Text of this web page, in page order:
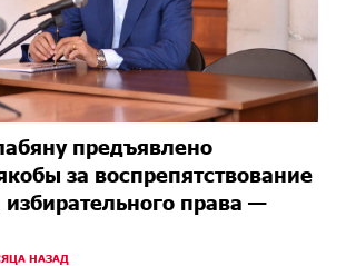
предъявлено
за воспрепятствование
права —
НАЗАД